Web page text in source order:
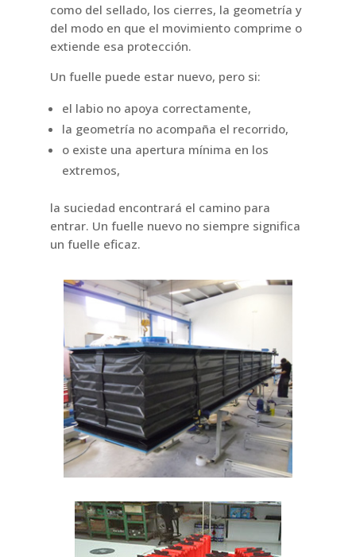
como del sellado, los cierres, la geometría y
del modo en que el movimiento comprime o
extiende esa protección.
Un fuelle puede estar nuevo, pero si:
el labio no apoya correctamente,
la geometría no acompaña el recorrido,
o existe una apertura mínima en los
extremos,
la suciedad encontrará el camino para
entrar. Un fuelle nuevo no siempre significa
un fuelle eficaz.